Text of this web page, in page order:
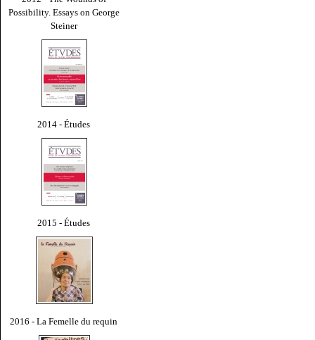
Possibility. Essays on George
Steiner
2014 - Études
2015 - Études
2016 - La Femelle du requin